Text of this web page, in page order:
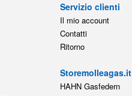
Servizio clienti
Il mio account
Contatti
Ritorno
Storemolleagas.it
HAHN Gasfedern